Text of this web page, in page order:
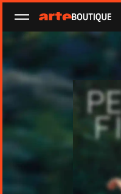
Ouvrir le menu